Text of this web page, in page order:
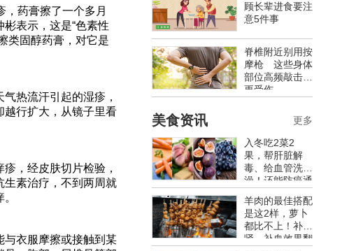
药膏擦了一个多月
表示，这是“色素性
类固醇药膏，对它是
热流汗引起的湿疹，
越行扩大，从镜子里看
，经皮肤切片检验，
生素治疗，不到两周就
与衣服摩擦或接触到某
顾长辈进食要注
意5件事
脊椎附近别用按
摩枪 这些身体
部位高频敲击反
更受伤
美食资讯
入冬吃2菜2
果，帮肝脏解
毒、给血管洗
澡！还能防癌通
羊肉的最佳搭配
是这2样，萝卜
都比不上！补
肾、补血效果翻
更多